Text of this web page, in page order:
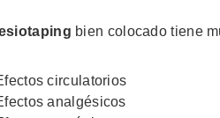
bien colocado tiene
circulatorios
analgésicos